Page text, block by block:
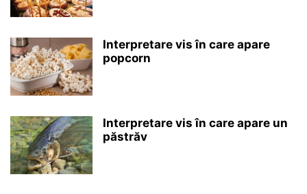
Interpretare vis în care apare
popcorn
Interpretare vis în care apare un
păstrăv